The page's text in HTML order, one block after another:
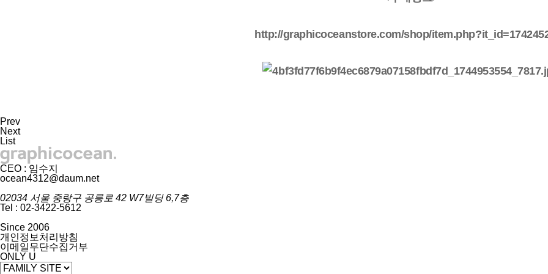
http://graphicoceanstore.com/shop/
Prev
Next
List
CEO : 임수지
ocean4312@daum.net
02034 서울 중랑구 공릉로 42 W7빌딩 6,7층
Tel : 02-3422-5612
Since 2006
개인정보처리방침
이메일무단수집거부
ONLY U